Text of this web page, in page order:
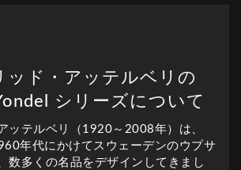
ッド・アッテルベリの
シリーズについて
ッテルベリ（1920～2008年）は、
年代にかけてスウェーデンのウプサ
数多くの名品をデザインしてきまし